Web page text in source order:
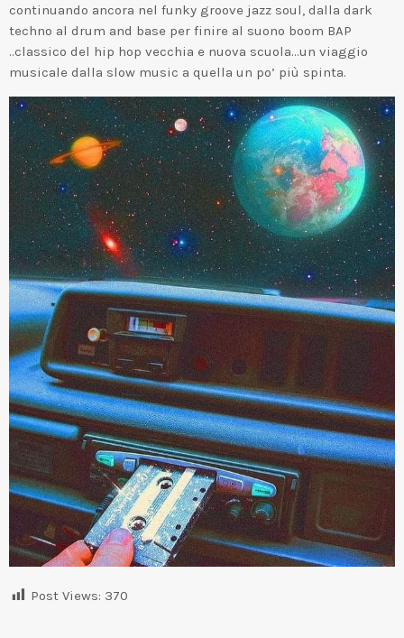
continuando ancora nel funky groove jazz soul, dalla dark
techno al drum and base per finire al suono boom BAP
..classico del hip hop vecchia e nuova scuola…un viaggio
musicale dalla slow music a quella un po’ più spinta.
Post Views: 370